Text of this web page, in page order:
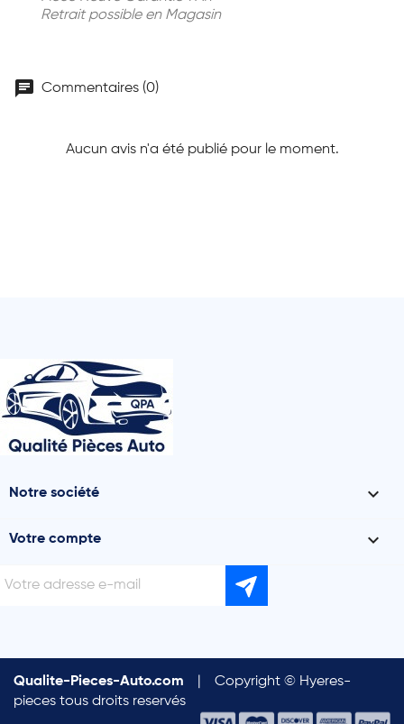
Retrait possible en Magasin
chat Commentaires (0)
Aucun avis n'a été publié pour le moment.
Notre société 
Votre compte 
Qualite-Pieces-Auto.com
Copyright © Hyeres-
pieces tous droits reservés